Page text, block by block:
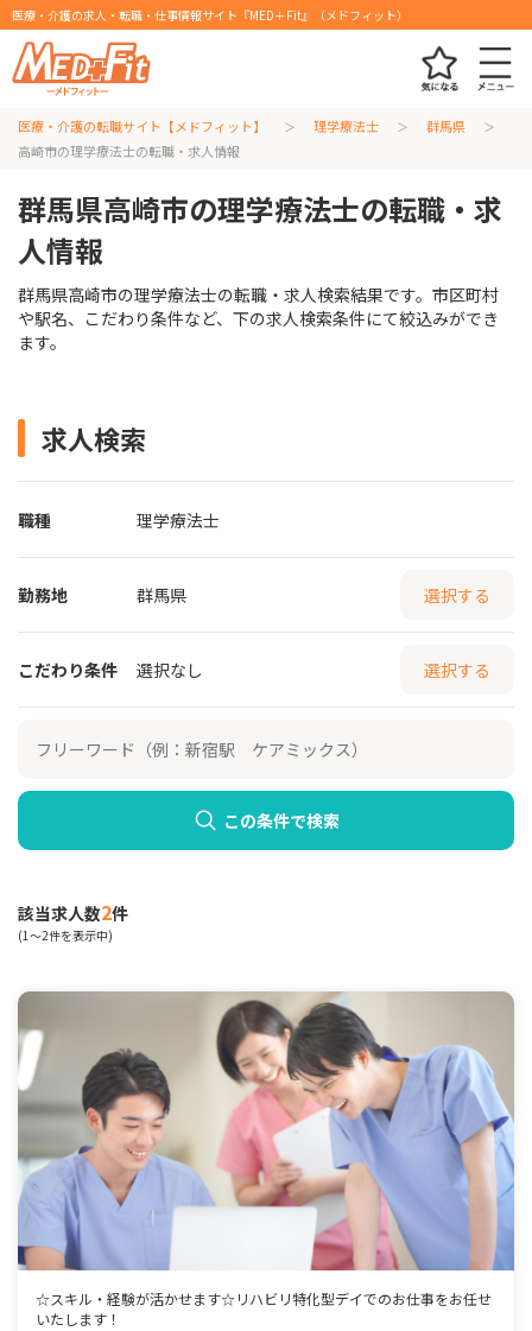
医療・介護の求人・転職・仕事情報サイト『MED＋Fit』（メドフィット）
医療・介護の転職サイト【メドフィット】 理学療法士
群馬県
高崎市の理学療法士の転職・求人情報
群馬県高崎市の理学療法士の転職・求
人情報
群馬県高崎市の理学療法士の転職・求人検索結果です。市区町村
や駅名、こだわり条件など、下の求人検索条件にて絞込みができ
ます。
求人検索
職種 理学療法士
勤務地 群馬県 選択する
こだわり条件 選択なし 選択する
この条件で検索
該当求人数2件
(1～2件を表示中)
☆スキル・経験が活かせます☆リハビリ特化型デイでのお仕事をお任せ
いたします！